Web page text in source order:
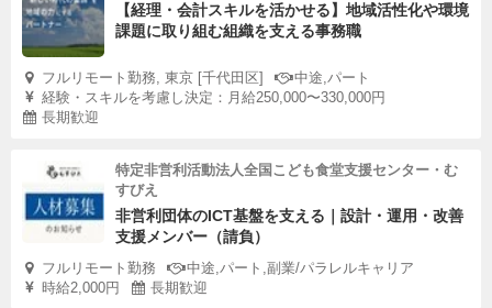
【経理・会計スキルを活かせる】地域活性化や環境
課題に取り組む組織を支える事務職
フルリモート勤務, 東京 [千代田区]
中途,パート
経験・スキルを考慮し決定：月給250,000〜330,000円
長期歓迎
特定非営利活動法人全国こども食堂支援センター・む
すびえ
非営利団体のICT基盤を支える｜設計・運用・改善
支援メンバー（請負）
フルリモート勤務
中途,パート,副業/パラレルキャリア
時給2,000円
長期歓迎